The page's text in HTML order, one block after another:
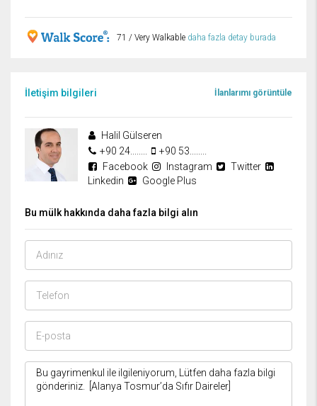
71 / Very Walkable daha fazla detay burada
İletişim bilgileri İlanlarımı görüntüle
Halil Gülseren
+90 24........
+90 53........
Facebook
Instagram
Twitter
Linkedin
Google Plus
Bu mülk hakkında daha fazla bilgi alın